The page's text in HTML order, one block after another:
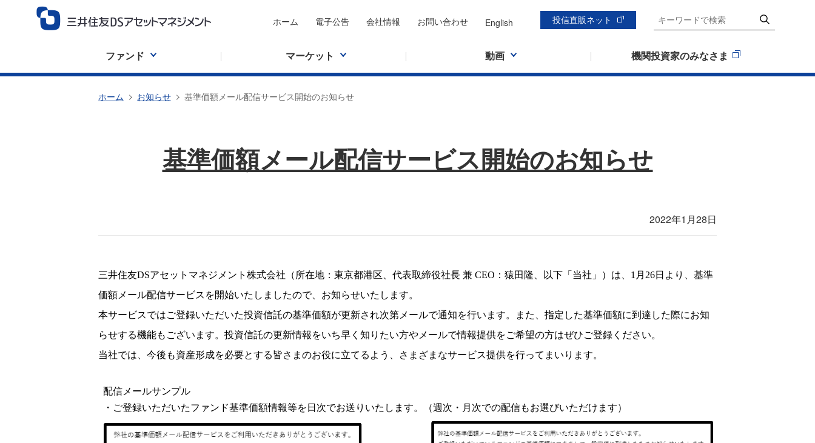
ホーム 電子公告 会社情報 お問い合わせ English 投信直販ネット
ファンド マーケット 動画 機関投資家のみなさま
ホーム お知らせ 基準価額メール配信サービス開始のお知らせ
基準価額メール配信サービス開始のお知らせ
2022年1月28日
三井住友DSアセットマネジメント株式会社（所在地：東京都港区、代表取締役社長 兼 CEO：猿田隆、以下「当社」）は、1月26日より、基準
価額メール配信サービスを開始いたしましたので、お知らせいたします。
本サービスではご登録いただいた投資信託の基準価額が更新され次第メールで通知を行います。また、指定した基準価額に到達した際にお知
らせする機能もございます。投資信託の更新情報をいち早く知りたい方やメールで情報提供をご希望の方はぜひご登録ください。
当社では、今後も資産形成を必要とする皆さまのお役に立てるよう、さまざまなサービス提供を行ってまいります。
配信メールサンプル
・ご登録いただいたファンド基準価額情報等を日次でお送りいたします。（週次・月次での配信もお選びいただけます）